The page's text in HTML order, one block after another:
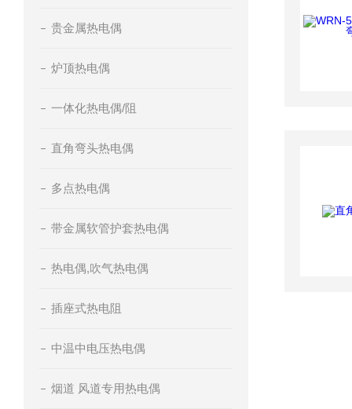
贵金属热电偶
炉顶热电偶
一体化热电偶/阻
直角弯头热电偶
多点热电偶
带金属软管护套热电偶
热电偶,吹气热电偶
插座式热电阻
中温中电压热电偶
烟道 风道专用热电偶